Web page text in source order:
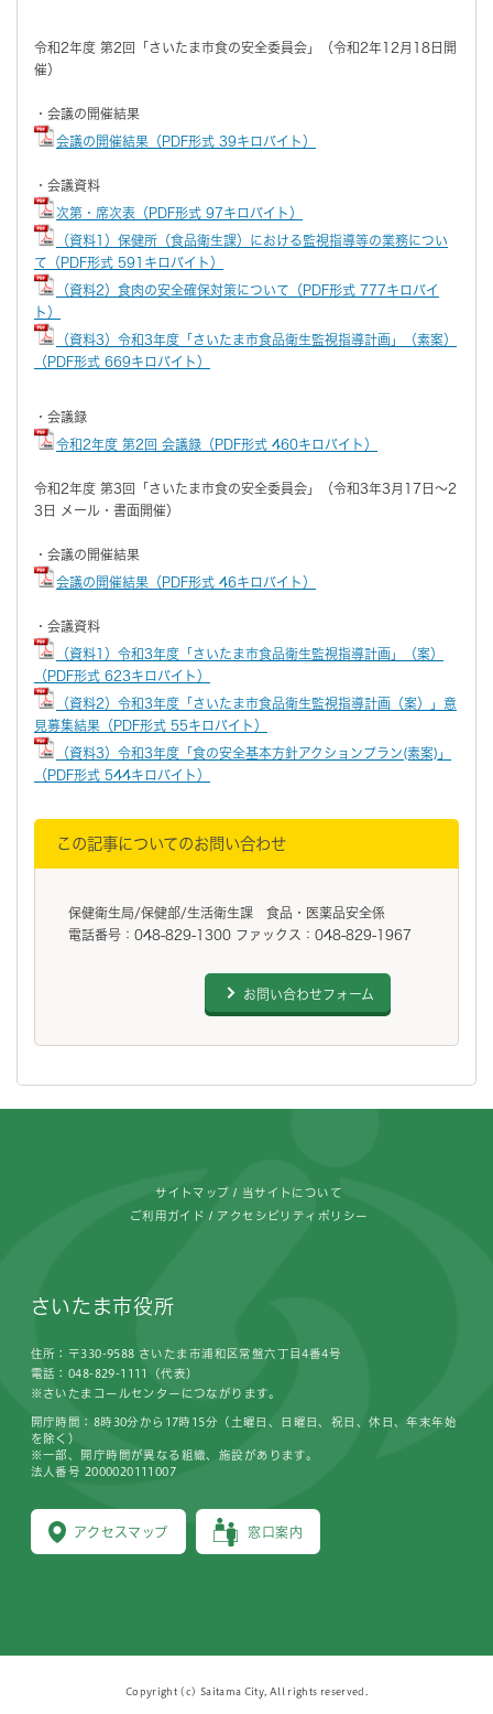
令和2年度 第2回「さいたま市食の安全委員会」（令和2年12月18日開
催）
・会議の開催結果
会議の開催結果（PDF形式 39キロバイト）
・会議資料
次第・席次表（PDF形式 97キロバイト）
（資料1）保健所（食品衛生課）における監視指導等の業務につい
て（PDF形式 591キロバイト）
（資料2）食肉の安全確保対策について（PDF形式 777キロバイ
ト）
（資料3）令和3年度「さいたま市食品衛生監視指導計画」（素案）
（PDF形式 669キロバイト）
・会議録
令和2年度 第2回 会議録（PDF形式 460キロバイト）
令和2年度 第3回「さいたま市食の安全委員会」（令和3年3月17日～2
3日 メール・書面開催）
・会議の開催結果
会議の開催結果（PDF形式 46キロバイト）
・会議資料
（資料1）令和3年度「さいたま市食品衛生監視指導計画」（案）
（PDF形式 623キロバイト）
（資料2）令和3年度「さいたま市食品衛生監視指導計画（案）」意
見募集結果（PDF形式 55キロバイト）
（資料3）令和3年度「食の安全基本方針アクションプラン(素案)」
（PDF形式 544キロバイト）
この記事についてのお問い合わせ
保健衛生局/保健部/生活衛生課 食品・医薬品安全係
電話番号：048-829-1300 ファックス：048-829-1967
お問い合わせフォーム
サイトマップ 当サイトについて
ご利用ガイド アクセシビリティポリシー
さいたま市役所
住所：〒330-9588 さいたま市浦和区常盤六丁目4番4号
電話：048-829-1111（代表）
※さいたまコールセンターにつながります。
アクセスマップ 窓口案内
開庁時間：8時30分から17時15分（土曜日、日曜日、祝日、休日、年末年始
を除く）
※一部、開庁時間が異なる組織、施設があります。
法人番号 2000020111007
Copyright (c) Saitama City, All rights reserved.